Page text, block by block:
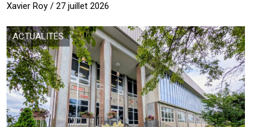
Xavier Roy / 27 juillet 2026
ACTUALITÉS